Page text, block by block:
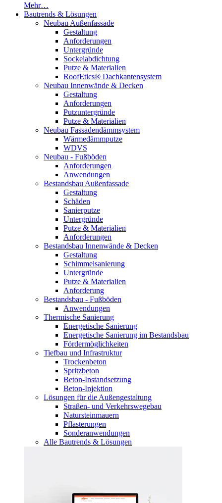
Mehr…
Bautrends & Lösungen
Neubau Außenfassade
Gestaltung
Anforderungen
Untergründe
Sockelabdichtung
Putze & Materialien
RoofEtics® Dachkantensystem
Neubau Innenwände & Decken
Gestaltung
Anforderungen
Putzuntergründe
Putze & Materialien
Neubau Fassadendämmsystem
Wärmedämmputze
WDVS
Neubau - Fußböden
Anforderungen
Anwendungen
Bestandsbau Außenfassade
Gestaltung
Schäden
Sanierputze
Untergründe
Putze & Materialien
Anforderungen
Bestandsbau Innenwände & Decken
Gestaltung
Schimmelsanierung
Untergründe
Putze & Materialien
Anforderung
Bestandsbau - Fußböden
Anwendungen
Thermische Sanierung
Energetische Sanierung
Energetische Sanierung im Bestandsbau
Fördermöglichkeiten
Tiefbau und Infrastruktur
Trockenbeton
Spritzbeton
Beton-Instandsetzung
Beton-Injektion
Lösungen für die Außengestaltung
Straßen- und Verkehrswegebau
Natursteinmauern
Pflasterungen
Sonderanwendungen
Alle Bautrends & Lösungen